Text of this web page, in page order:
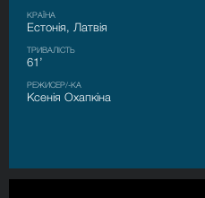
КРАЇНА
Естонія, Латвія
ТРИВАЛІСТЬ
61’
РЕЖИСЕР/-КА
Ксенія Охапкіна